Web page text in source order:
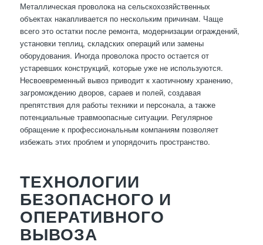
Металлическая проволока на сельскохозяйственных
объектах накапливается по нескольким причинам. Чаще
всего это остатки после ремонта, модернизации ограждений,
установки теплиц, складских операций или замены
оборудования. Иногда проволока просто остается от
устаревших конструкций, которые уже не используются.
Несвоевременный вывоз приводит к хаотичному хранению,
загромождению дворов, сараев и полей, создавая
препятствия для работы техники и персонала, а также
потенциальные травмоопасные ситуации. Регулярное
обращение к профессиональным компаниям позволяет
избежать этих проблем и упорядочить пространство.
ТЕХНОЛОГИИ
БЕЗОПАСНОГО И
ОПЕРАТИВНОГО
ВЫВОЗА